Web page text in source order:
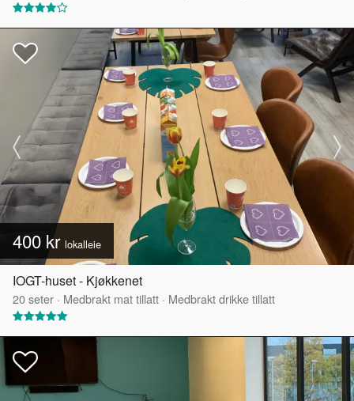
400 kr lokalleie
IOGT-huset - Kjøkkenet
20seter · Medbrakt mat tillatt · Medbrakt drikke tillatt